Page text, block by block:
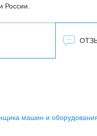
России.
машин и